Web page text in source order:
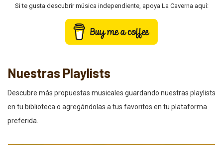
Si te gusta descubrir música independiente, apoya La Caverna aquí:
Nuestras Playlists
Descubre más propuestas musicales guardando nuestras playlists
en tu biblioteca o agregándolas a tus favoritos en tu plataforma
preferida.